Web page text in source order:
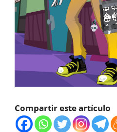
Compartir este artículo